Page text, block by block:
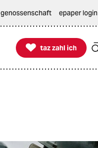
genossenschaft epaper login

taz zahl ich
taz zahl ich